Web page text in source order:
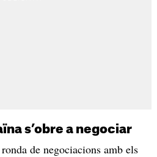
s’obre a negociar
de negociacions amb els